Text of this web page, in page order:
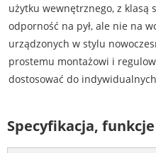
użytku wewnętrznego, z klasą
odporność na pył, ale nie na
urządzonych w stylu
prostemu montażowi i
dostosować do
Specyfikacja, funkcje